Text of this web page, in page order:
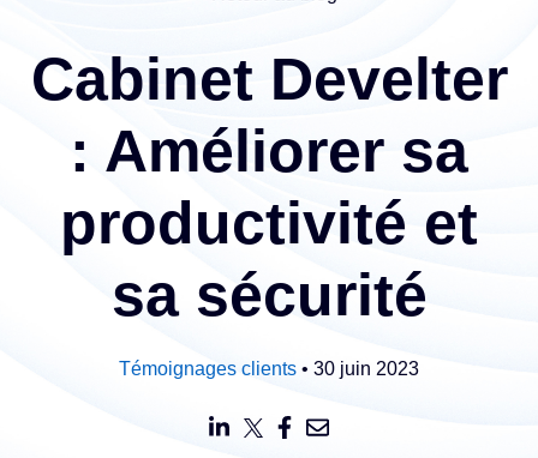
Cabinet Develter
: Améliorer sa
productivité et
sa sécurité
Témoignages clients • 30 juin 2023